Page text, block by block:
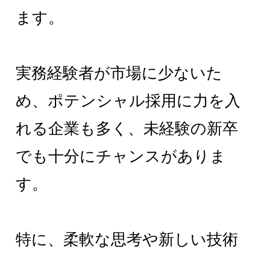
ます。
実務経験者が市場に少ないた
め、ポテンシャル採用に力を入
れる企業も多く、未経験の新卒
でも十分にチャンスがありま
す。
特に、柔軟な思考や新しい技術